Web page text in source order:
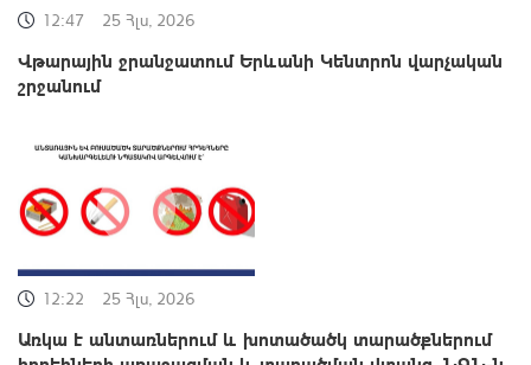
12:47 25 Հլս, 2026
Վթարային ջրանջատում Երևանի Կենտրոն վարչական
շրջանում
12:22 25 Հլս, 2026
Առկա է անտառներում և խոտածածկ տարածքներում